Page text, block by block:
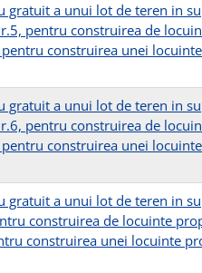
gratuit a unui lot de teren in
pentru construirea de
construirea unei
gratuit a unui lot de teren in
pentru construirea de
construirea unei
gratuit a unui lot de teren in
construirea de locuinte
construirea unei locuinte